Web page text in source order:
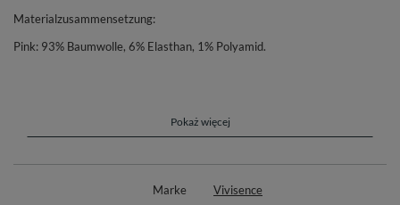
Materialzusammensetzung:
Pink: 93% Baumwolle, 6% Elasthan, 1% Polyamid.
Dunkelblau: 47% Baumwolle, 46% Polyesther, 6% Elasthan, 1%
Pokaż więcej
Marke
Vivisence